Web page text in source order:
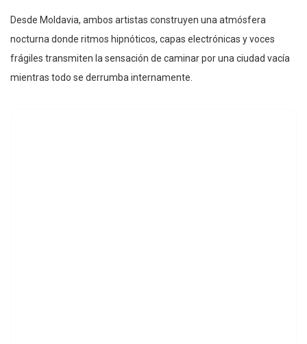
Desde Moldavia, ambos artistas construyen una atmósfera
nocturna donde ritmos hipnóticos, capas electrónicas y voces
frágiles transmiten la sensación de caminar por una ciudad vacía
mientras todo se derrumba internamente.